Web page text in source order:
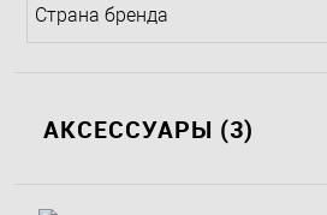
Страна бренда
АКСЕССУАРЫ (3)